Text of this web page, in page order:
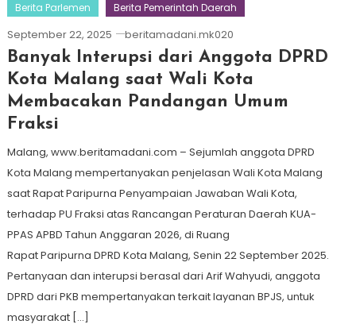
Berita Parlemen
Berita Pemerintah Daerah
September 22, 2025 beritamadani.mk020
Banyak Interupsi dari Anggota DPRD
Kota Malang saat Wali Kota
Membacakan Pandangan Umum
Fraksi
Malang, www.beritamadani.com – Sejumlah anggota DPRD
Kota Malang mempertanyakan penjelasan Wali Kota Malang
saat Rapat Paripurna Penyampaian Jawaban Wali Kota,
terhadap PU Fraksi atas Rancangan Peraturan Daerah KUA-
PPAS APBD Tahun Anggaran 2026, di Ruang
Rapat Paripurna DPRD Kota Malang, Senin 22 September 2025.
Pertanyaan dan interupsi berasal dari Arif Wahyudi, anggota
DPRD dari PKB mempertanyakan terkait layanan BPJS, untuk
masyarakat […]